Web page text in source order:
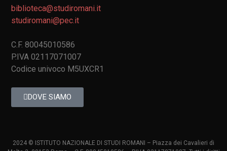
biblioteca@studiromani.it
studiromani@pec.it
C.F. 80045010586
P.IVA 02117071007
Codice univoco M5UXCR1
DOVE SIAMO
2024 © ISTITUTO NAZIONALE DI STUDI ROMANI – Piazza dei Cavalieri di